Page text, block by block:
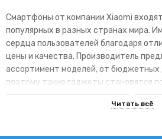
Смартфоны от компании Xiaomi
популярных в разных странах мира.
сердца пользователей благодаря
цены и качества. Производитель
ассортимент моделей, от бюджетных
поэтому такие гаджеты становятся
линейки гаджетов